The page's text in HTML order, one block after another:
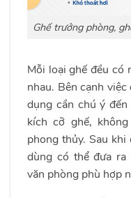
Ghế trưởng phòng,
Mỗi loại ghế đều có
nhau. Bên cạnh
dụng cần chú ý
kích cỡ ghế,
phong thủy. Sau
dùng có thể đưa
văn phòng phù hợp